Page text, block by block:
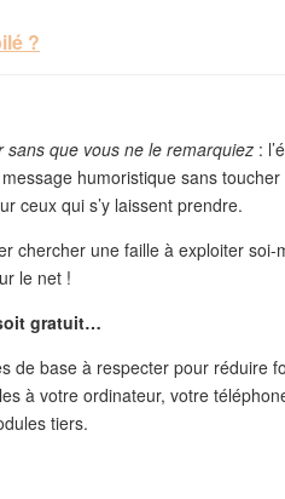
?
sans que vous ne le remarquiez :
humoristique sans
ceux qui s’y laissent prendre.
chercher une faille à exploiter
le net !
gratuit…
de base à respecter pour réduire
à votre ordinateur, votre
tiers.